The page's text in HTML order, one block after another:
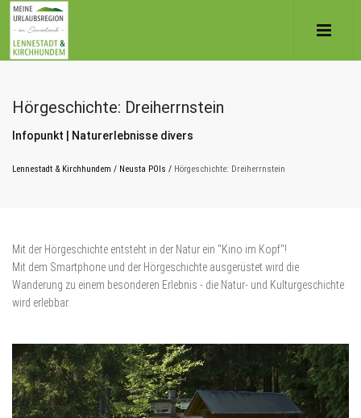
Hörgeschichte: Dreiherrnstein
Infopunkt | Naturerlebnisse divers
Lennestadt & Kirchhundem / Neusta POIs / Hörgeschichte: Dreiherrnstein
Mit der Hörgeschichte entsteht in der Natur ein "Kino im Kopf"!
Mit dem Smartphone und der Hörgeschichte ausgerüstet wird die
Wanderung zu einem besonderen Erlebnis - die Natur- und Kulturgeschichte
wird erlebbar.